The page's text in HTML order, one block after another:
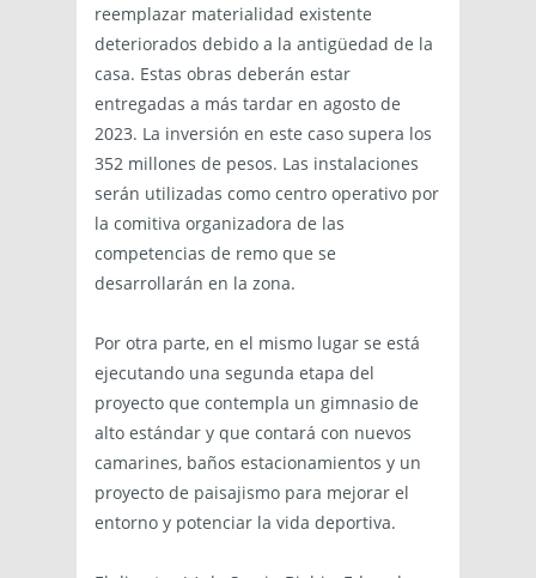
reemplazar materialidad existente
deteriorados debido a la antigüedad de la
casa. Estas obras deberán estar
entregadas a más tardar en agosto de
2023. La inversión en este caso supera los
352 millones de pesos. Las instalaciones
serán utilizadas como centro operativo por
la comitiva organizadora de las
competencias de remo que se
desarrollarán en la zona.
Por otra parte, en el mismo lugar se está
ejecutando una segunda etapa del
proyecto que contempla un gimnasio de
alto estándar y que contará con nuevos
camarines, baños estacionamientos y un
proyecto de paisajismo para mejorar el
entorno y potenciar la vida deportiva.